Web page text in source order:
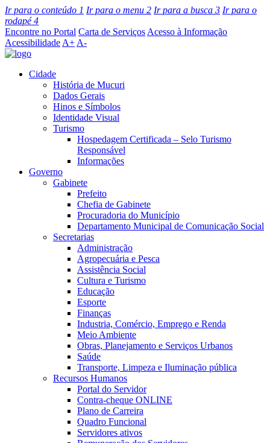
Ir para o conteúdo 1 Ir para o menu 2 Ir para a busca 3 Ir para o
rodapé4
Encontre no Portal Carta de Serviços Acesso à Informação
Acessibilidade A+ A-
Cidade
História de Mucuri
Dados Gerais
Hinos e Símbolos
Identidade Visual
Turismo
Hospedagem Certificada – Selo Turismo
Responsável
Informações
Governo
Gabinete
Prefeito
Chefia de Gabinete
Procuradoria do Município
Departamento Municipal de Comunicação Social
Secretarias
Administração
Agropecuária e Pesca
Assistência Social
Cultura e Turismo
Educação
Esporte
Finanças
Industria, Comércio, Emprego e Renda
Meio Ambiente
Obras, Planejamento e Serviços Urbanos
Saúde
Transporte, Limpeza e Iluminação pública
Recursos Humanos
Portal do Servidor
Contra-cheque ONLINE
Plano de Carreira
Quadro Funcional
Servidores ativos